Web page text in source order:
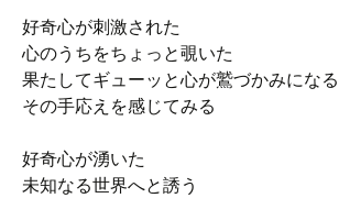
好奇心が刺激された
心のうちをちょっと覗いた
果たしてギューッと心が鷲づかみになる
その手応えを感じてみる
好奇心が湧いた
未知なる世界へと誘う